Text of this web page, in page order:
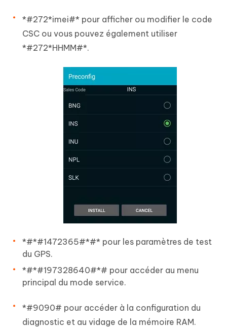
*#272*imei#* pour afficher ou modifier le code
CSC ou vous pouvez également utiliser
*#272*HHMM#*.
*#*#1472365#*#* pour les paramètres de test
du GPS.
*#*#197328640#*# pour accéder au menu
principal du mode service.
*#9090# pour accéder à la configuration du
diagnostic et au vidage de la mémoire RAM.